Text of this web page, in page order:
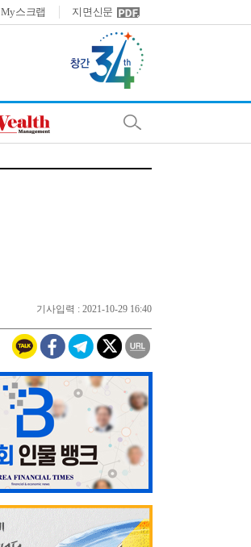
My스크랩 지면신문
기사입력 : 2021-10-29 16:40